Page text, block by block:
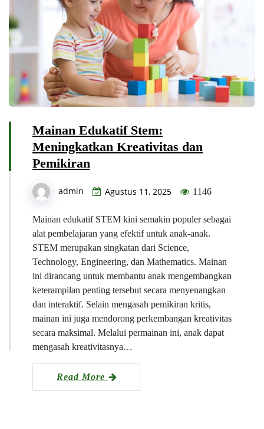
Mainan Edukatif Stem:
Meningkatkan Kreativitas dan
Pemikiran
admin Agustus 11, 2025 1146
Mainan edukatif STEM kini semakin populer sebagai
alat pembelajaran yang efektif untuk anak-anak.
STEM merupakan singkatan dari Science,
Technology, Engineering, dan Mathematics. Mainan
ini dirancang untuk membantu anak mengembangkan
keterampilan penting tersebut secara menyenangkan
dan interaktif. Selain mengasah pemikiran kritis,
mainan ini juga mendorong perkembangan kreativitas
secara maksimal. Melalui permainan ini, anak dapat
mengasah kreativitasnya…
Read More